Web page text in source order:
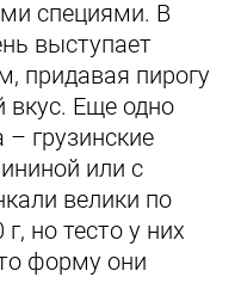
специями. В
выступает
придавая пирогу
вкус. Еще одно
грузинские
или с
велики по
но тесто у них
форму они